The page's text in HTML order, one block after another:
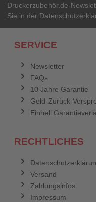
Druckerzubehör.de-
Sie in der
SERVICE
Newsletter
FAQs
10 Jahre Garantie
Geld-Zurück-
Einhell
RECHTLICHES
Versand
Zahlungsinfos
Impressum